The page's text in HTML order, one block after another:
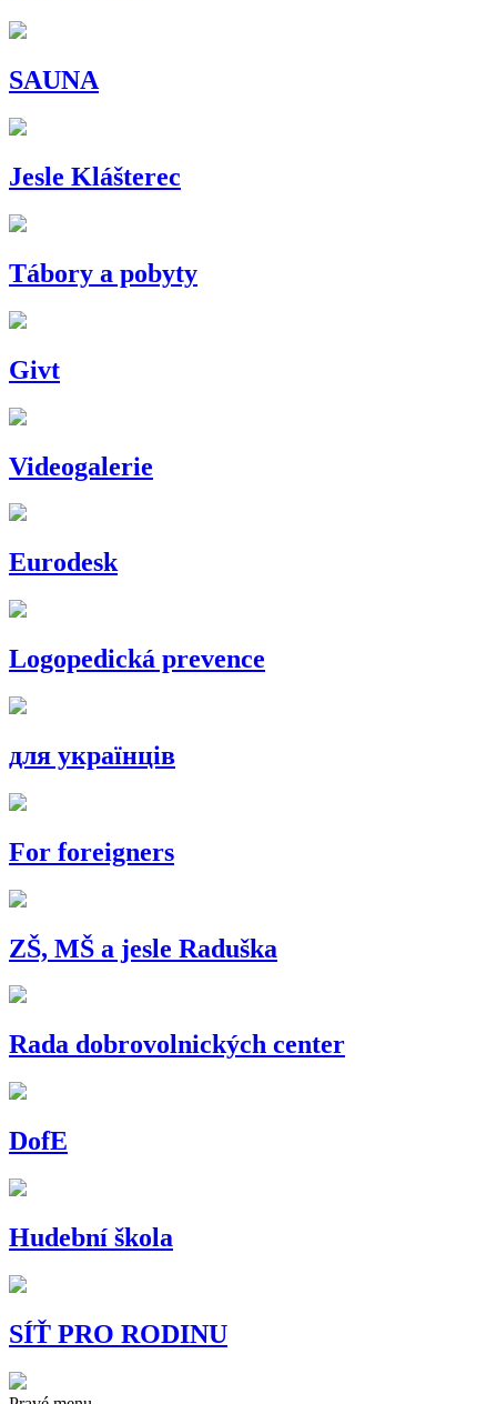
SAUNA
Jesle Klášterec
Tábory a pobyty
Givt
Videogalerie
Eurodesk
Logopedická prevence
для українців
For foreigners
ZŠ, MŠ a jesle Raduška
Rada dobrovolnických center
DofE
Hudební škola
SÍŤ PRO RODINU